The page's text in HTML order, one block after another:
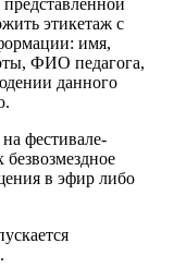
этикетаж с
имя,
ФИО педагога,
данного
фестивале-
в эфир либо